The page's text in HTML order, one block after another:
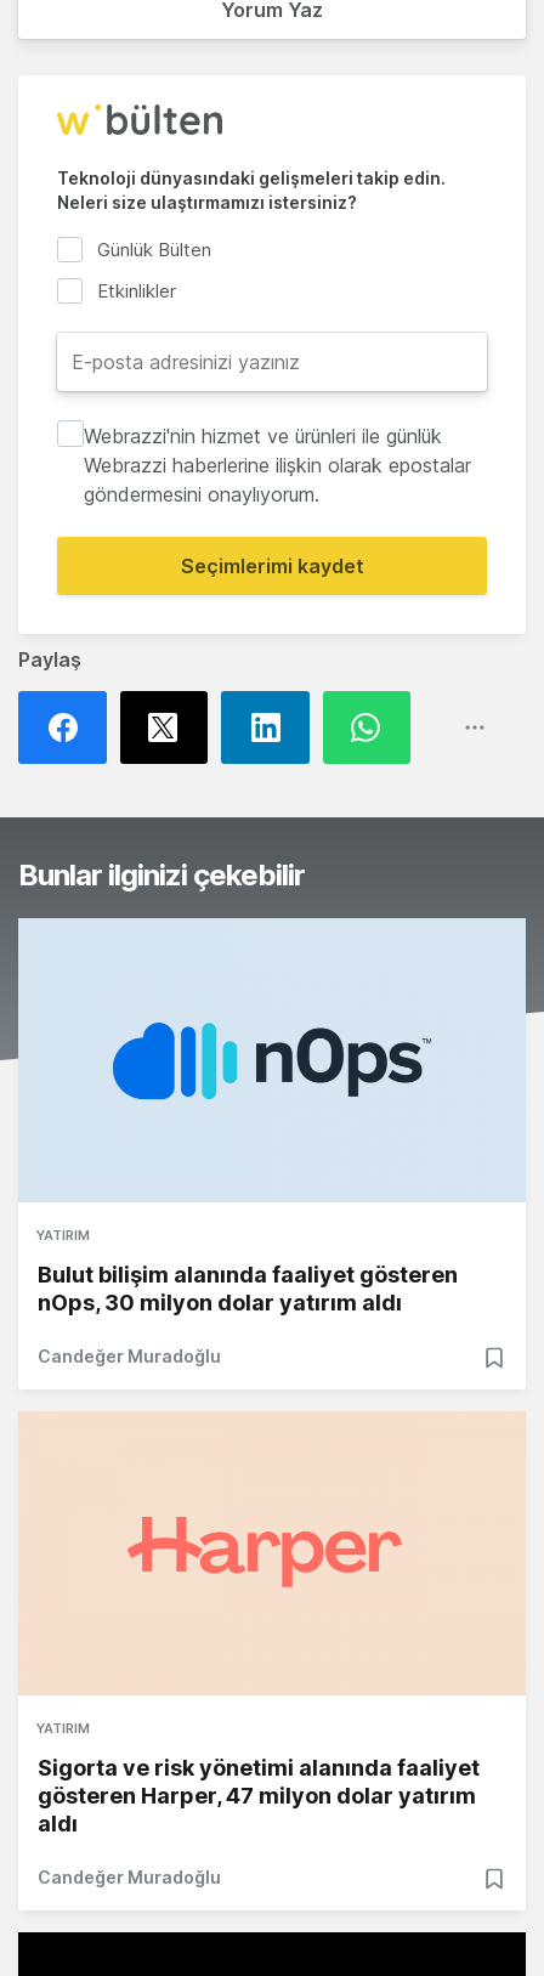
Paylaş
Yorum Yaz
Teknoloji dünyasındaki gelişmeleri takip edin.
Neleri size ulaştırmamızı istersiniz?
Günlük Bülten
Etkinlikler
Webrazzi'nin hizmet ve ürünleri ile günlük
Webrazzi haberlerine ilişkin olarak epostalar
göndermesini onaylıyorum.
Seçimlerimi kaydet
Bunlar ilginizi çekebilir
YATIRIM
Bulut bilişim alanında faaliyet gösteren
nOps, 30 milyon dolar yatırım aldı
Candeğer Muradoğlu
YATIRIM
Sigorta ve risk yönetimi alanında faaliyet
gösteren Harper, 47 milyon dolar yatırım
aldı
Candeğer Muradoğlu